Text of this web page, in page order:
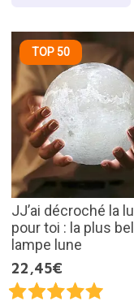
TOP 50
JJ’ai décroché la
pour toi : la plus
lampe lune
22,45€